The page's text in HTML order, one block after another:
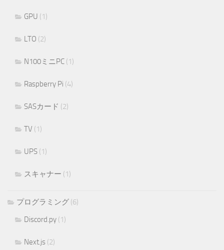
GPU (1)
LTO (2)
N100ミニPC (1)
Raspberry Pi (4)
SASカード (2)
TV (1)
UPS (1)
スキャナー (1)
プログラミング (6)
Discord.py (1)
Next.js (2)